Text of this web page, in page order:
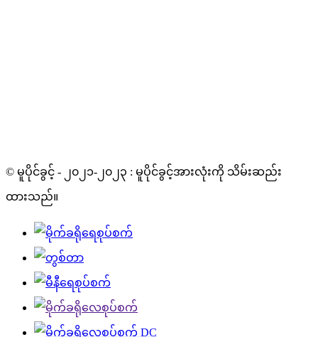
© မူပိုင်ခွင့် - ၂၀၂၁-၂၀၂၃ : မူပိုင်ခွင့်အားလုံးကို သိမ်းဆည်း
ထားသည်။